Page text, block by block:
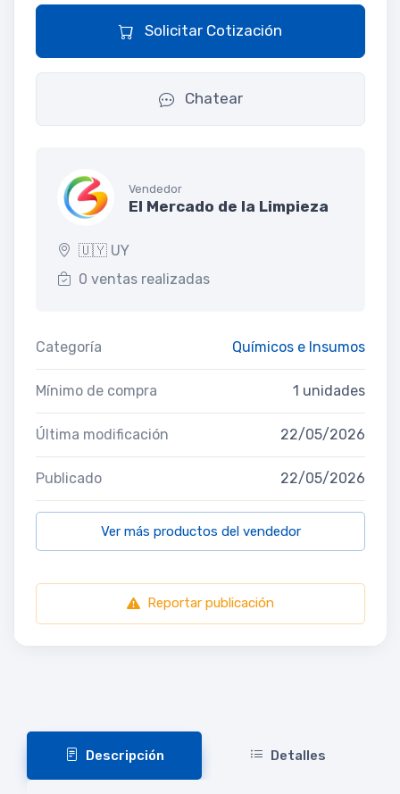
Solicitar Cotización
Chatear
Vendedor
El Mercado de la Limpieza
🇺🇾 UY
0 ventas realizadas
Categoría Químicos e Insumos
Mínimo de compra 1 unidades
Última modificación 22/05/2026
Publicado 22/05/2026
Ver más productos del vendedor
Reportar publicación
Descripción Detalles